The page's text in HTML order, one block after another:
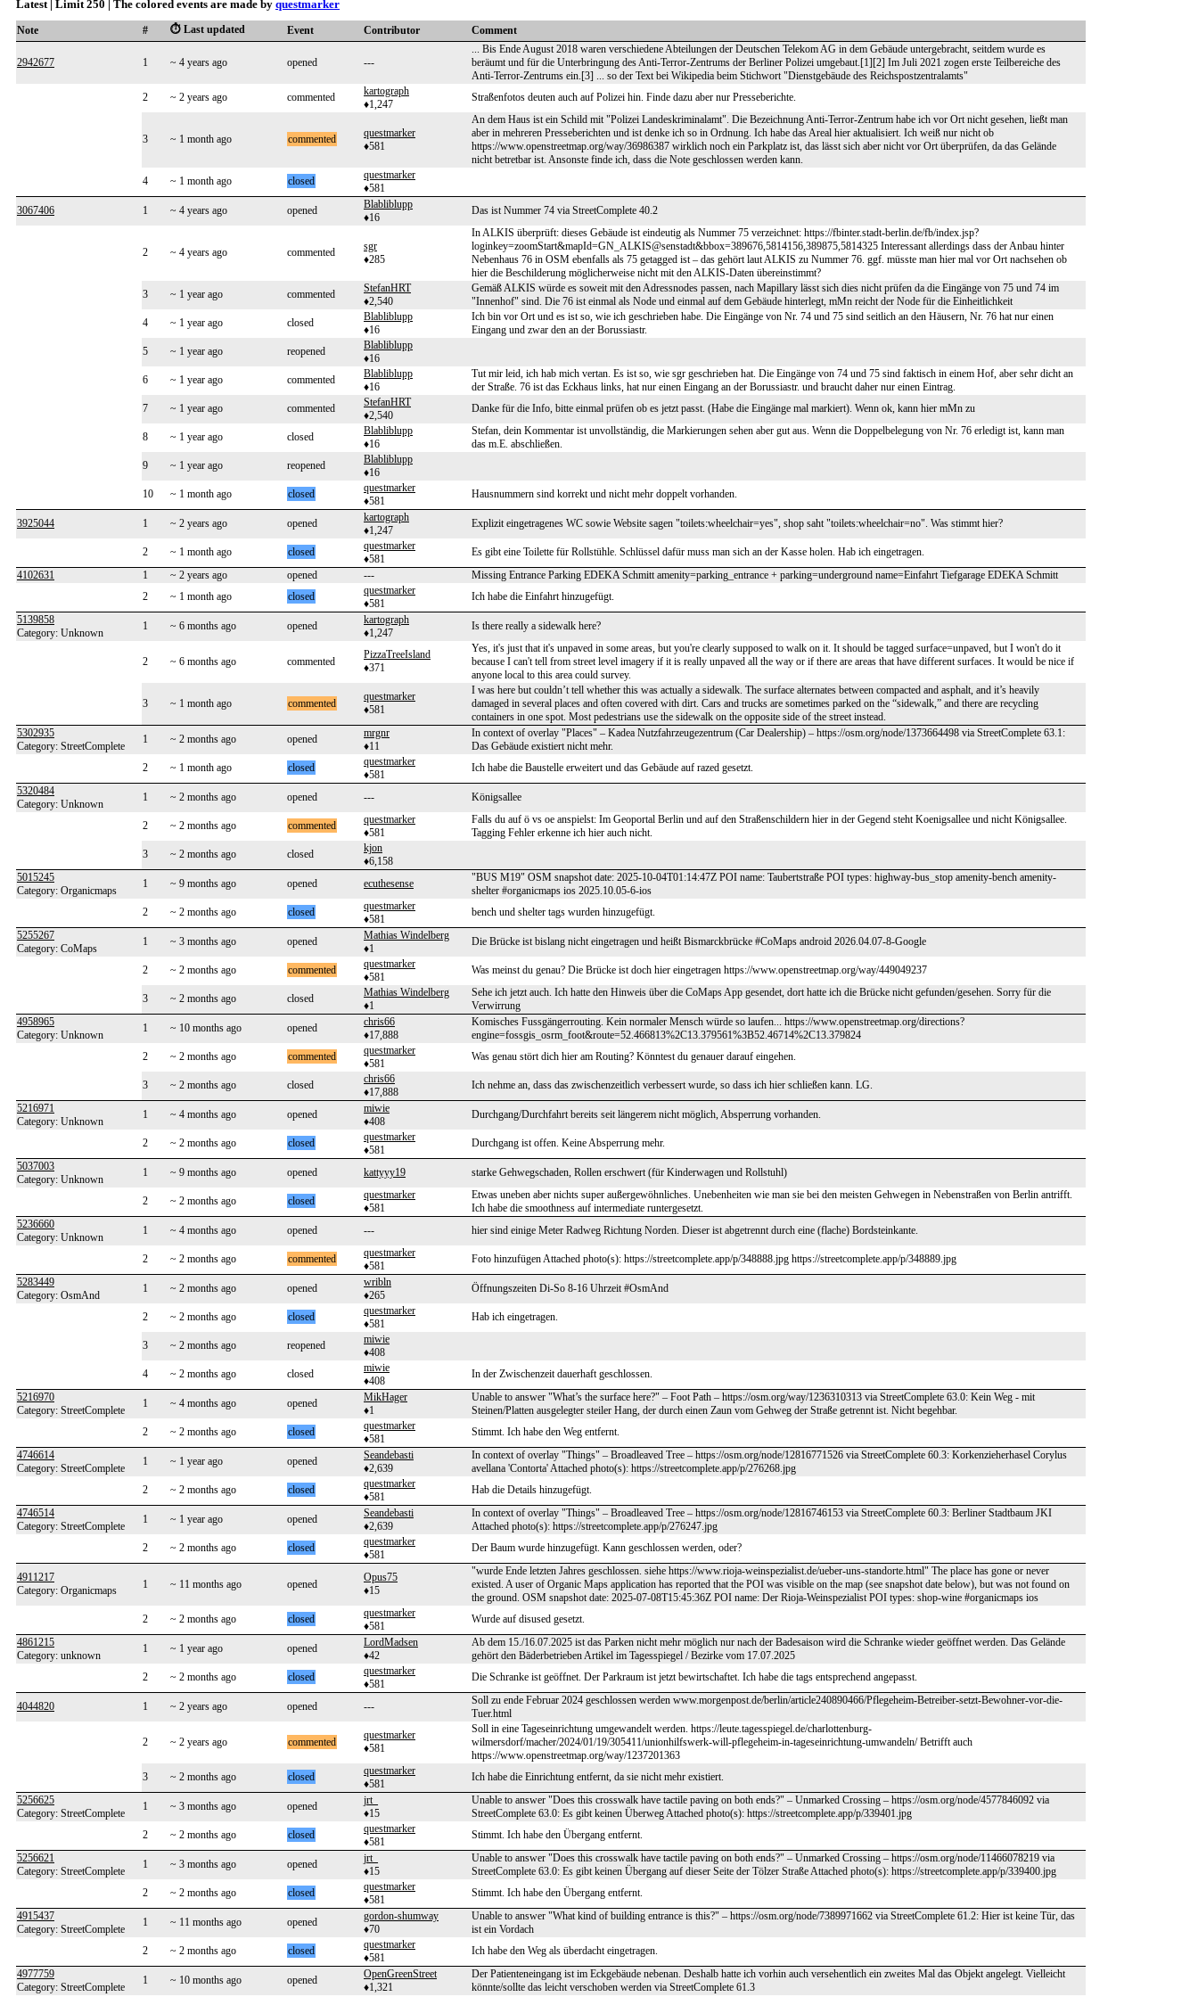
Latest | Limit 250 | The colored events are made by questmarker
Note # ⏱️ Last updated Event Contributor Comment
2942677 1 ~ 4 years ago opened ---
... Bis Ende August 2018 waren verschiedene Abteilungen der Deutschen Telekom AG in dem Gebäude untergebracht, seitdem wurde es
beräumt und für die Unterbringung des Anti-Terror-Zentrums der Berliner Polizei umgebaut.[1][2] Im Juli 2021 zogen erste Teilbereiche des
Anti-Terror-Zentrums ein.[3] ... so der Text bei Wikipedia beim Stichwort "Dienstgebäude des Reichspostzentralamts"
2
~ 2 years ago commented
kartograph
♦1,247
Straßenfotos deuten auch auf Polizei hin. Finde dazu aber nur Presseberichte.
3 ~ 1 month ago commented
questmarker
♦581
An dem Haus ist ein Schild mit "Polizei Landeskriminalamt". Die Bezeichnung Anti-Terror-Zentrum habe ich vor Ort nicht gesehen, ließt man
aber in mehreren Presseberichten und ist denke ich so in Ordnung. Ich habe das Areal hier aktualisiert. Ich weiß nur nicht ob
https://www.openstreetmap.org/way/36986387 wirklich noch ein Parkplatz ist, das lässt sich aber nicht vor Ort überprüfen, da das Gelände
nicht betretbar ist. Ansonste finde ich, dass die Note geschlossen werden kann.
4
~ 1 month ago closed
questmarker
♦581
3067406
1 ~ 4 years ago opened
Blabliblupp
♦16
Das ist Nummer 74 via StreetComplete 40.2
2 ~ 4 years ago commented
sgr
♦285
In ALKIS überprüft: dieses Gebäude ist eindeutig als Nummer 75 verzeichnet: https://fbinter.stadt-berlin.de/fb/index.jsp?
loginkey=zoomStart&mapId=GN_ALKIS@senstadt&bbox=389676,5814156,389875,5814325 Interessant allerdings dass der Anbau hinter
Nebenhaus 76 in OSM ebenfalls als 75 getagged ist – das gehört laut ALKIS zu Nummer 76. ggf. müsste man hier mal vor Ort nachsehen ob
hier die Beschilderung möglicherweise nicht mit den ALKIS-Daten übereinstimmt?
3
~ 1 year ago commented
StefanHRT
♦2,540
Gemäß ALKIS würde es soweit mit den Adressnodes passen, nach Mapillary lässt sich dies nicht prüfen da die Eingänge von 75 und 74 im
"Innenhof" sind. Die 76 ist einmal als Node und einmal auf dem Gebäude hinterlegt, mMn reicht der Node für die Einheitlichkeit
4
~ 1 year ago closed
Blabliblupp
♦16
Ich bin vor Ort und es ist so, wie ich geschrieben habe. Die Eingänge von Nr. 74 und 75 sind seitlich an den Häusern, Nr. 76 hat nur einen
Eingang und zwar den an der Borussiastr.
5
~ 1 year ago reopened
Blabliblupp
♦16
6
~ 1 year ago commented
Blabliblupp
♦16
Tut mir leid, ich hab mich vertan. Es ist so, wie sgr geschrieben hat. Die Eingänge von 74 und 75 sind faktisch in einem Hof, aber sehr dicht an
der Straße. 76 ist das Eckhaus links, hat nur einen Eingang an der Borussiastr. und braucht daher nur einen Eintrag.
7
~ 1 year ago commented
StefanHRT
♦2,540
Danke für die Info, bitte einmal prüfen ob es jetzt passt. (Habe die Eingänge mal markiert). Wenn ok, kann hier mMn zu
8 ~ 1 year ago closed
Blabliblupp
♦16
Stefan, dein Kommentar ist unvollständig, die Markierungen sehen aber gut aus. Wenn die Doppelbelegung von Nr. 76 erledigt ist, kann man
das m.E. abschließen.
9
~ 1 year ago reopened
Blabliblupp
♦16
10
~ 1 month ago closed
questmarker
♦581
Hausnummern sind korrekt und nicht mehr doppelt vorhanden.
3925044 1 ~ 2 years ago opened
kartograph
♦1,247
Explizit eingetragenes WC sowie Website sagen "toilets:wheelchair=yes", shop saht "toilets:wheelchair=no". Was stimmt hier?
2 ~ 1 month ago closed
questmarker
♦581
Es gibt eine Toilette für Rollstühle. Schlüssel dafür muss man sich an der Kasse holen. Hab ich eingetragen.
4102631
1 ~ 2 years ago opened ---
Missing Entrance Parking EDEKA Schmitt amenity=parking_entrance + parking=underground name=Einfahrt Tiefgarage EDEKA Schmitt
2
~ 1 month ago closed
questmarker
♦581
Ich habe die Einfahrt hinzugefügt.
5139858
Category: Unknown
1 ~ 6 months ago opened
kartograph
♦1,247
Is there really a sidewalk here?
2 ~ 6 months ago commented
PizzaTreeIsland
♦371
Yes, it's just that it's unpaved in some areas, but you're clearly supposed to walk on it. It should be tagged surface=unpaved, but I won't do it
because I can't tell from street level imagery if it is really unpaved all the way or if there are areas that have different surfaces. It would be nice if
anyone local to this area could survey.
3 ~ 1 month ago commented
questmarker
♦581
I was here but couldn’t tell whether this was actually a sidewalk. The surface alternates between compacted and asphalt, and it’s heavily
damaged in several places and often covered with dirt. Cars and trucks are sometimes parked on the “sidewalk,” and there are recycling
containers in one spot. Most pedestrians use the sidewalk on the opposite side of the street instead.
5302935
Category: StreetComplete
1 ~ 2 months ago opened
mrgnr
♦11
In context of overlay "Places" – Kadea Nutzfahrzeugezentrum (Car Dealership) – https://osm.org/node/1373664498 via StreetComplete 63.1:
Das Gebäude existiert nicht mehr.
2
~ 1 month ago closed
questmarker
♦581
Ich habe die Baustelle erweitert und das Gebäude auf razed gesetzt.
5320484
Category: Unknown
1 ~ 2 months ago opened --- Königsallee
2 ~ 2 months ago commented
questmarker
♦581
Falls du auf ö vs oe anspielst: Im Geoportal Berlin und auf den Straßenschildern hier in der Gegend steht Koenigsallee und nicht Königsallee.
Tagging Fehler erkenne ich hier auch nicht.
3
~ 2 months ago closed
kjon
♦6,158
5015245
Category: Organicmaps
1 ~ 9 months ago opened ecuthesense
"BUS M19" OSM snapshot date: 2025-10-04T01:14:47Z POI name: Taubertstraße POI types: highway-bus_stop amenity-bench amenity-
shelter #organicmaps ios 2025.10.05-6-ios
2
~ 2 months ago closed
questmarker
♦581
bench und shelter tags wurden hinzugefügt.
5255267
Category: CoMaps
1 ~ 3 months ago opened
Mathias Windelberg
♦1
Die Brücke ist bislang nicht eingetragen und heißt Bismarckbrücke #CoMaps android 2026.04.07-8-Google
2 ~ 2 months ago commented
questmarker
♦581
Was meinst du genau? Die Brücke ist doch hier eingetragen https://www.openstreetmap.org/way/449049237
3 ~ 2 months ago closed
Mathias Windelberg
♦1
Sehe ich jetzt auch. Ich hatte den Hinweis über die CoMaps App gesendet, dort hatte ich die Brücke nicht gefunden/gesehen. Sorry für die
Verwirrung
4958965
Category: Unknown
1 ~ 10 months ago opened
chris66
♦17,888
Komisches Fussgängerrouting. Kein normaler Mensch würde so laufen... https://www.openstreetmap.org/directions?
engine=fossgis_osrm_foot&route=52.466813%2C13.379561%3B52.46714%2C13.379824
2
~ 2 months ago commented
questmarker
♦581
Was genau stört dich hier am Routing? Könntest du genauer darauf eingehen.
3 ~ 2 months ago closed
chris66
♦17,888
Ich nehme an, dass das zwischenzeitlich verbessert wurde, so dass ich hier schließen kann. LG.
5216971
Category: Unknown
1 ~ 4 months ago opened
miwie
♦408
Durchgang/Durchfahrt bereits seit längerem nicht möglich, Absperrung vorhanden.
2 ~ 2 months ago closed
questmarker
♦581
Durchgang ist offen. Keine Absperrung mehr.
5037003
Category: Unknown
1 ~ 9 months ago opened kattyyy19 starke Gehwegschaden, Rollen erschwert (für Kinderwagen und Rollstuhl)
2 ~ 2 months ago closed
questmarker
♦581
Etwas uneben aber nichts super außergewöhnliches. Unebenheiten wie man sie bei den meisten Gehwegen in Nebenstraßen von Berlin antrifft.
Ich habe die smoothness auf intermediate runtergesetzt.
5236660
Category: Unknown
1 ~ 4 months ago opened --- hier sind einige Meter Radweg Richtung Norden. Dieser ist abgetrennt durch eine (flache) Bordsteinkante.
2 ~ 2 months ago commented
questmarker
♦581
Foto hinzufügen Attached photo(s): https://streetcomplete.app/p/348888.jpg https://streetcomplete.app/p/348889.jpg
5283449
Category: OsmAnd
1 ~ 2 months ago opened
wribln
♦265
Öffnungszeiten Di-So 8-16 Uhrzeit #OsmAnd
2 ~ 2 months ago closed
questmarker
♦581
Hab ich eingetragen.
3 ~ 2 months ago reopened
miwie
♦408
4
~ 2 months ago closed
miwie
♦408
In der Zwischenzeit dauerhaft geschlossen.
5216970
Category: StreetComplete
1 ~ 4 months ago opened
MikHager
♦1
Unable to answer "What’s the surface here?" – Foot Path – https://osm.org/way/1236310313 via StreetComplete 63.0: Kein Weg - mit
Steinen/Platten ausgelegter steiler Hang, der durch einen Zaun vom Gehweg der Straße getrennt ist. Nicht begehbar.
2
~ 2 months ago closed
questmarker
♦581
Stimmt. Ich habe den Weg entfernt.
4746614
Category: StreetComplete
1 ~ 1 year ago opened
Seandebasti
♦2,639
In context of overlay "Things" – Broadleaved Tree – https://osm.org/node/12816771526 via StreetComplete 60.3: Korkenzieherhasel Corylus
avellana 'Contorta' Attached photo(s): https://streetcomplete.app/p/276268.jpg
2
~ 2 months ago closed
questmarker
♦581
Hab die Details hinzugefügt.
4746514
Category: StreetComplete
1 ~ 1 year ago opened
Seandebasti
♦2,639
In context of overlay "Things" – Broadleaved Tree – https://osm.org/node/12816746153 via StreetComplete 60.3: Berliner Stadtbaum JKI
Attached photo(s): https://streetcomplete.app/p/276247.jpg
2
~ 2 months ago closed
questmarker
♦581
Der Baum wurde hinzugefügt. Kann geschlossen werden, oder?
4911217
Category: Organicmaps
1 ~ 11 months ago opened
Opus75
♦15
"wurde Ende letzten Jahres geschlossen. siehe https://www.rioja-weinspezialist.de/ueber-uns-standorte.html" The place has gone or never
existed. A user of Organic Maps application has reported that the POI was visible on the map (see snapshot date below), but was not found on
the ground. OSM snapshot date: 2025-07-08T15:45:36Z POI name: Der Rioja-Weinspezialist POI types: shop-wine #organicmaps ios
2
~ 2 months ago closed
questmarker
♦581
Wurde auf disused gesetzt.
4861215
Category: unknown
1 ~ 1 year ago opened
LordMadsen
♦42
Ab dem 15./16.07.2025 ist das Parken nicht mehr möglich nur nach der Badesaison wird die Schranke wieder geöffnet werden. Das Gelände
gehört den Bäderbetrieben Artikel im Tagesspiegel / Bezirke vom 17.07.2025
2
~ 2 months ago closed
questmarker
♦581
Die Schranke ist geöffnet. Der Parkraum ist jetzt bewirtschaftet. Ich habe die tags entsprechend angepasst.
4044820 1 ~ 2 years ago opened ---
Soll zu ende Februar 2024 geschlossen werden www.morgenpost.de/berlin/article240890466/Pflegeheim-Betreiber-setzt-Bewohner-vor-die-
Tuer.html
2 ~ 2 years ago commented
questmarker
♦581
Soll in eine Tageseinrichtung umgewandelt werden. https://leute.tagesspiegel.de/charlottenburg-
wilmersdorf/macher/2024/01/19/305411/unionhilfswerk-will-pflegeheim-in-tageseinrichtung-umwandeln/ Betrifft auch
https://www.openstreetmap.org/way/1237201363
3
~ 2 months ago closed
questmarker
♦581
Ich habe die Einrichtung entfernt, da sie nicht mehr existiert.
5256625
Category: StreetComplete
1 ~ 3 months ago opened
jrt_
♦15
Unable to answer "Does this crosswalk have tactile paving on both ends?" – Unmarked Crossing – https://osm.org/node/4577846092 via
StreetComplete 63.0: Es gibt keinen Überweg Attached photo(s): https://streetcomplete.app/p/339401.jpg
2
~ 2 months ago closed
questmarker
♦581
Stimmt. Ich habe den Übergang entfernt.
5256621
Category: StreetComplete
1 ~ 3 months ago opened
jrt_
♦15
Unable to answer "Does this crosswalk have tactile paving on both ends?" – Unmarked Crossing – https://osm.org/node/11466078219 via
StreetComplete 63.0: Es gibt keinen Übergang auf dieser Seite der Tölzer Straße Attached photo(s): https://streetcomplete.app/p/339400.jpg
2
~ 2 months ago closed
questmarker
♦581
Stimmt. Ich habe den Übergang entfernt.
4915437
Category: StreetComplete
1 ~ 11 months ago opened
gordon-shumway
♦70
Unable to answer "What kind of building entrance is this?" – https://osm.org/node/7389971662 via StreetComplete 61.2: Hier ist keine Tür, das
ist ein Vordach
2
~ 2 months ago closed
questmarker
♦581
Ich habe den Weg als überdacht eingetragen.
4977759
Category: StreetComplete
1 ~ 10 months ago opened
OpenGreenStreet
♦1,321
Der Patienteneingang ist im Eckgebäude nebenan. Deshalb hatte ich vorhin auch versehentlich ein zweites Mal das Objekt angelegt. Vielleicht
könnte/sollte das leicht verschoben werden via StreetComplete 61.3